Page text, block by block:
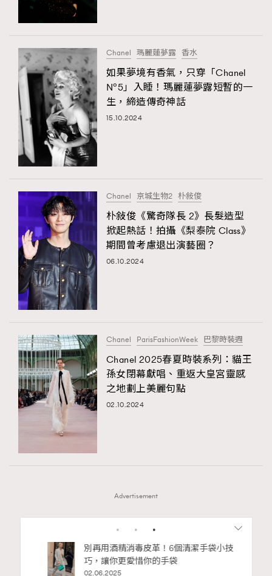
Chanel 瑪麗蓮夢露 香水
如果夢境有香氣，只穿「Chanel
N°5」入睡！瑪麗蓮夢露短暫的一
生，締造傳奇神話
15.10.2024
Chanel 京城生物2 朴敍俊
朴敍俊《驚奇隊長 2》長髮造型
掀起熱話！拍攝《梨泰院 Class》
期間曾考慮退出演藝圈？
06.10.2024
Chanel ParisFashionWeek 巴黎時裝週
Chanel 2025春夏時裝系列：貓王
孫女閉幕獻唱、重返大皇宮靈感
之地劃上美麗句點
02.10.2024
Advertisement
1 2 3 4 5
別再用酒精消毒皮革！6個清潔手袋小技
巧，讓你更愛惜你的手袋
02.06.2025